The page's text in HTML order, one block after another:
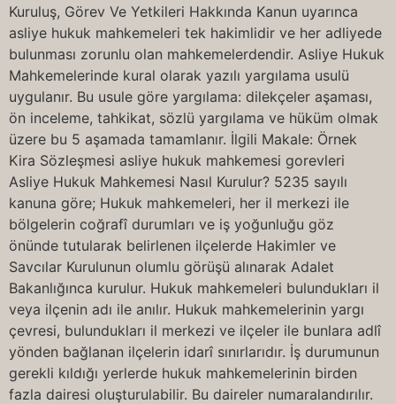
Kuruluş, Görev Ve Yetkileri Hakkında Kanun uyarınca
asliye hukuk mahkemeleri tek hakimlidir ve her adliyede
bulunması zorunlu olan mahkemelerdendir. Asliye Hukuk
Mahkemelerinde kural olarak yazılı yargılama usulü
uygulanır. Bu usule göre yargılama: dilekçeler aşaması,
ön inceleme, tahkikat, sözlü yargılama ve hüküm olmak
üzere bu 5 aşamada tamamlanır. İlgili Makale: Örnek
Kira Sözleşmesi asliye hukuk mahkemesi gorevleri
Asliye Hukuk Mahkemesi Nasıl Kurulur? 5235 sayılı
kanuna göre; Hukuk mahkemeleri, her il merkezi ile
bölgelerin coğrafî durumları ve iş yoğunluğu göz
önünde tutularak belirlenen ilçelerde Hakimler ve
Savcılar Kurulunun olumlu görüşü alınarak Adalet
Bakanlığınca kurulur. Hukuk mahkemeleri bulundukları il
veya ilçenin adı ile anılır. Hukuk mahkemelerinin yargı
çevresi, bulundukları il merkezi ve ilçeler ile bunlara adlî
yönden bağlanan ilçelerin idarî sınırlarıdır. İş durumunun
gerekli kıldığı yerlerde hukuk mahkemelerinin birden
fazla dairesi oluşturulabilir. Bu daireler numaralandırılır.